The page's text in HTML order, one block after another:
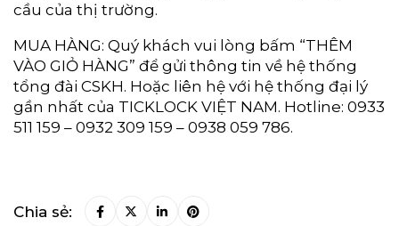
cầu của thị trường.
MUA HÀNG: Quý khách vui lòng bấm “THÊM
VÀO GIỎ HÀNG” để gửi thông tin về hệ thống
tổng đài CSKH. Hoặc liên hệ với hệ thống đại lý
gần nhất của TICKLOCK VIỆT NAM. Hotline: 0933
511 159 – 0932 309 159 – 0938 059 786.
Chia sẻ: